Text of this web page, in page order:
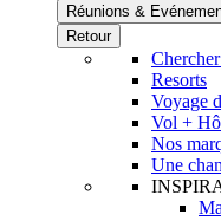
Réunions &
Retour
Resorts
Voyage
Vol +
Nos
Une